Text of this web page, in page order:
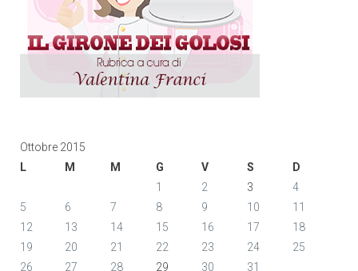
Ottobre 2015
L
M M G V S
D
1
2 3
4
5
6 7 8 9 10
11
12
13 14 15 16 17
18
19
20 21 22 23 24
25
26
27 28 29 30
31